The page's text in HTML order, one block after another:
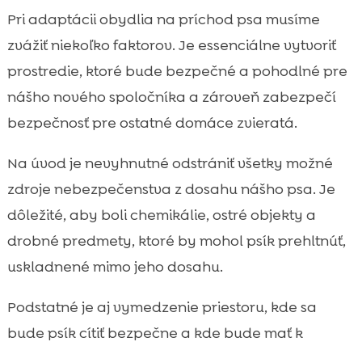
Pri adaptácii obydlia na príchod psa musíme
zvážiť niekoľko faktorov. Je essenciálne vytvoriť
prostredie, ktoré bude bezpečné a pohodlné pre
nášho nového spoločníka a zároveň zabezpečí
bezpečnosť pre ostatné domáce zvieratá.
Na úvod je nevyhnutné odstrániť všetky možné
zdroje nebezpečenstva z dosahu nášho psa. Je
dôležité, aby boli chemikálie, ostré objekty a
drobné predmety, ktoré by mohol psík prehltnúť,
uskladnené mimo jeho dosahu.
Podstatné je aj vymedzenie priestoru, kde sa
bude psík cítiť bezpečne a kde bude mať k